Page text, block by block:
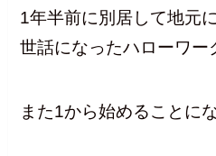
1年半前に別居して地元
世話になったハローワー
また1から始めることにな